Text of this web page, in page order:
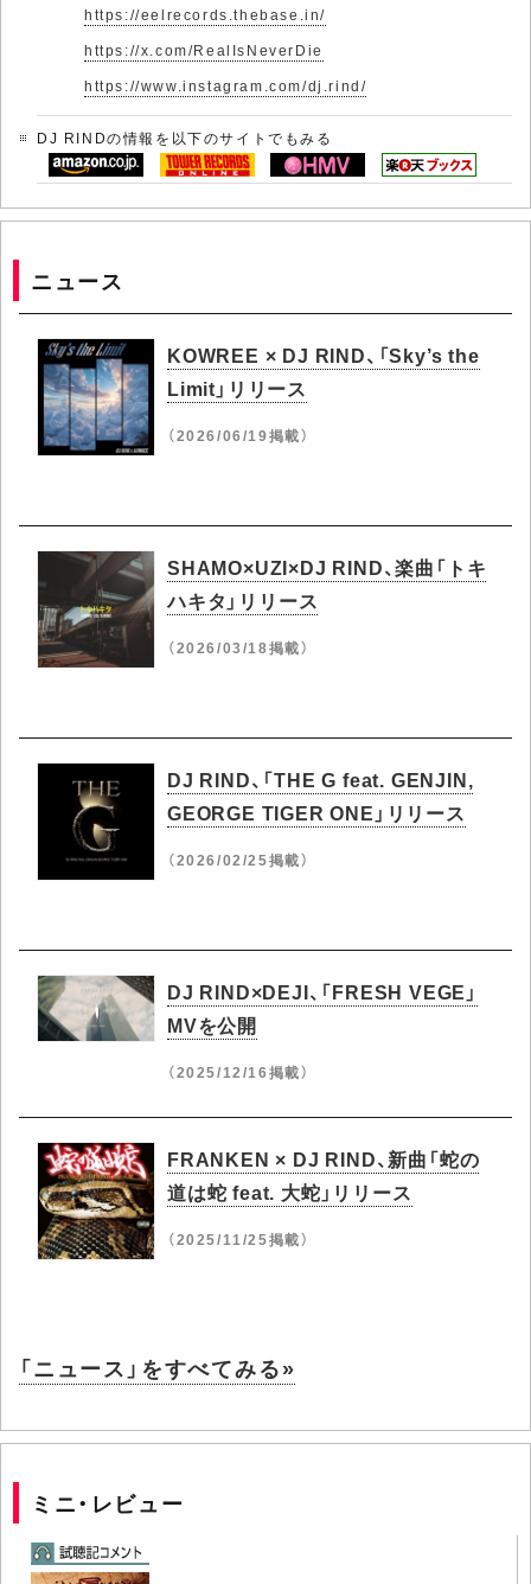
https://eelrecords.thebase.in/
https://x.com/RealIsNeverDie
https://www.instagram.com/dj.rind/
DJ RINDの情報を以下のサイトでもみる
ニュース
KOWREE × DJ RIND、「Sky’s the
Limit」リリース
（2026/06/19掲載）
SHAMO×UZI×DJ RIND、楽曲「トキ
ハキタ」リリース
（2026/03/18掲載）
DJ RIND、「THE G feat. GENJIN,
GEORGE TIGER ONE」リリース
（2026/02/25掲載）
DJ RIND×DEJI、「FRESH VEGE」
MVを公開
（2025/12/16掲載）
FRANKEN × DJ RIND、新曲「蛇の
道は蛇 feat. 大蛇」リリース
（2025/11/25掲載）
「ニュース」をすべてみる»
ミニ・レビュー